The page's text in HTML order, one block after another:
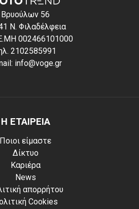
Βρυούλων 56
Ν. Φιλαδέλφεια
002466101000
2102585991
info@voge.gr
Η ΕΤΑΙΡΕΙΑ
Ποιοι είμαστε
Δίκτυο
Καριέρα
News
απορρήτου
Cookies